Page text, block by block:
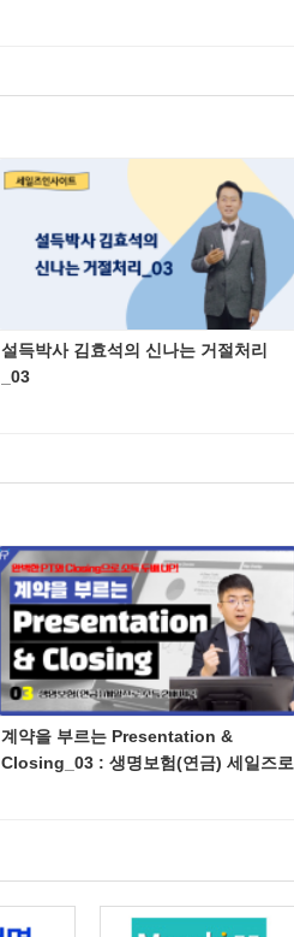
설득박사 김효석의 신나는 거절처리
_03
계약을 부르는 Presentation &
Closing_03 : 생명보험(연금) 세일즈로